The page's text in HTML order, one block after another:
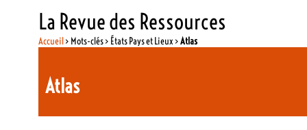
La Revue des Ressources
Accueil> Mots-clés > États Pays et Lieux >Atlas
Atlas